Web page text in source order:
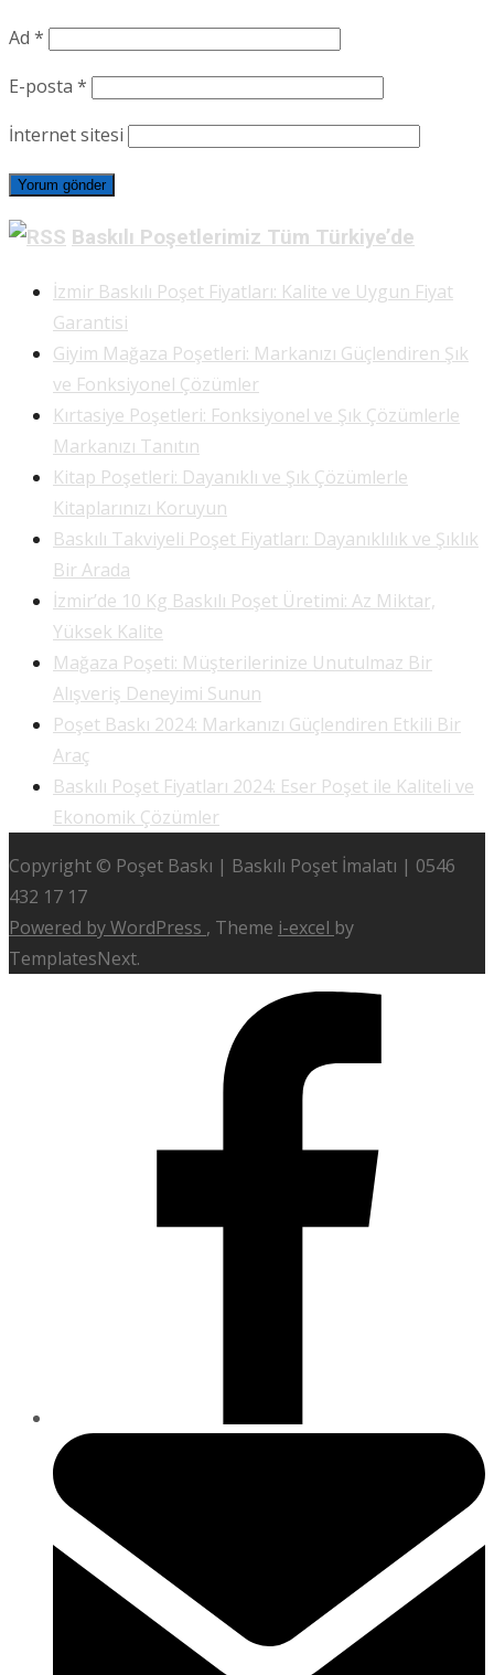
Ad *
E-posta *
İnternet sitesi
Baskılı Poşetlerimiz Tüm Türkiye’de
İzmir Baskılı Poşet Fiyatları: Kalite ve Uygun Fiyat
Garantisi
Giyim Mağaza Poşetleri: Markanızı Güçlendiren Şık
ve Fonksiyonel Çözümler
Kırtasiye Poşetleri: Fonksiyonel ve Şık Çözümlerle
Markanızı Tanıtın
Kitap Poşetleri: Dayanıklı ve Şık Çözümlerle
Kitaplarınızı Koruyun
Baskılı Takviyeli Poşet Fiyatları: Dayanıklılık ve Şıklık
Bir Arada
İzmir’de 10 Kg Baskılı Poşet Üretimi: Az Miktar,
Yüksek Kalite
Mağaza Poşeti: Müşterilerinize Unutulmaz Bir
Alışveriş Deneyimi Sunun
Poşet Baskı 2024: Markanızı Güçlendiren Etkili Bir
Araç
Baskılı Poşet Fiyatları 2024: Eser Poşet ile Kaliteli ve
Ekonomik Çözümler
Copyright © Poşet Baskı | Baskılı Poşet İmalatı | 0546
432 17 17
Powered by WordPress , Theme i-excel by
TemplatesNext.